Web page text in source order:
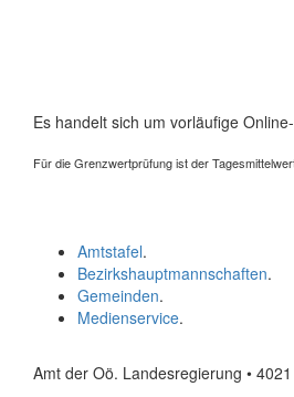
Es handelt sich um vorläufige
Für die Grenzwertprüfung ist der
Amtstafel.
Bezirkshauptmannschaften.
Gemeinden.
Medienservice.
Amt der Oö. Landesregierung •